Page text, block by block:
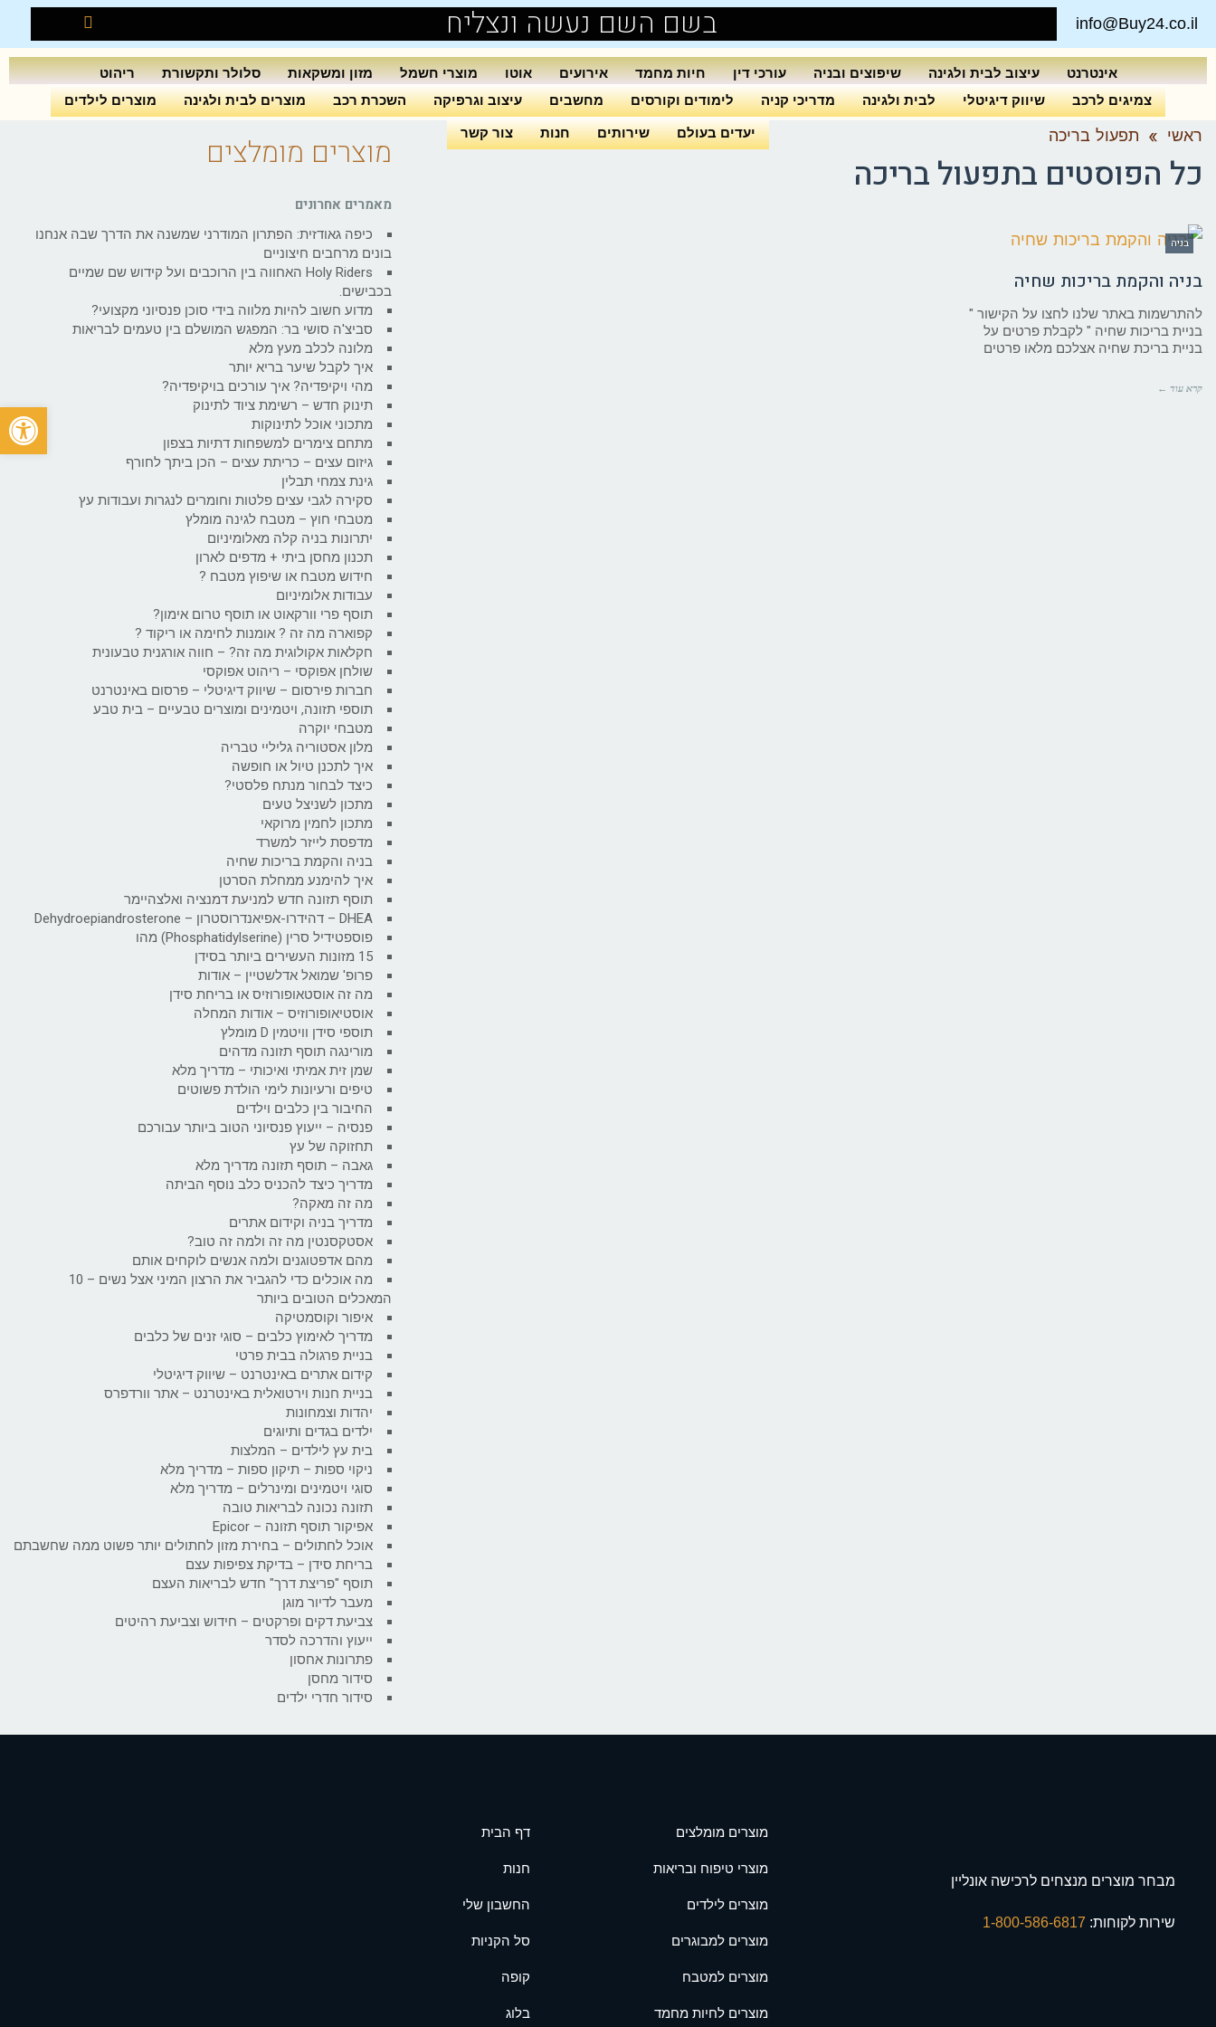
info@Buy24.co.il בשם השם נעשה ונצליח
אינטרנט עיצוב לבית ולגינה שיפוצים ובניה עורכי דין חיות מחמד אירועים אוטו מוצרי חשמל מזון ומשקאות סלולר ותקשורת
ריהוט
צמיגים לרכב
שיווק דיגיטלי לבית ולגינה מדריכי קניה לימודים וקורסים מחשבים עיצוב וגרפיקה השכרת רכב מוצרים לבית ולגינה מוצרים לילדים
יעדים בעולם שירותים חנות צור קשר ראשי » תפעול בריכה
כל הפוסטים בתפעול בריכה
בניה
בניה והקמת בריכות שחיה
להתרשמות באתר שלנו לחצו על הקישור "
בניית בריכות שחיה " לקבלת פרטים על
בניית בריכת שחיה אצלכם מלאו פרטים
קרא עוד ←
מוצרים מומלצים
מאמרים אחרונים
כיפה גאודזית: הפתרון המודרני שמשנה את הדרך שבה אנחנו
בונים מרחבים חיצוניים
Holy Riders האחווה בין הרוכבים ועל קידוש שם שמיים
בכבישים.
מדוע חשוב להיות מלווה בידי סוכן פנסיוני מקצועי?
סביצ'ה סושי בר: המפגש המושלם בין טעמים לבריאות
מלונה לכלב מעץ מלא
איך לקבל שיער בריא יותר
מהי ויקיפדיה? איך עורכים בויקיפדיה?
תינוק חדש – רשימת ציוד לתינוק
מתכוני אוכל לתינוקות
מתחם צימרים למשפחות דתיות בצפון
גיזום עצים – כריתת עצים – הכן ביתך לחורף
גינת צמחי תבלין
סקירה לגבי עצים פלטות וחומרים לנגרות ועבודות עץ
מטבחי חוץ – מטבח לגינה מומלץ
יתרונות בניה קלה מאלומיניום
תכנון מחסן ביתי + מדפים לארון
חידוש מטבח או שיפוץ מטבח ?
עבודות אלומיניום
תוסף פרי וורקאוט או תוסף טרום אימון?
קפוארה מה זה ? אומנות לחימה או ריקוד ?
חקלאות אקולוגית מה זה? – חווה אורגנית טבעונית
שולחן אפוקסי – ריהוט אפוקסי
חברות פירסום – שיווק דיגיטלי – פרסום באינטרנט
תוספי תזונה, ויטמינים ומוצרים טבעיים – בית טבע
מטבחי יוקרה
מלון אסטוריה גליליי טבריה
איך לתכנן טיול או חופשה
כיצד לבחור מנתח פלסטי?
מתכון לשניצל טעים
מתכון לחמין מרוקאי
מדפסת לייזר למשרד
בניה והקמת בריכות שחיה
איך להימנע ממחלת הסרטן
תוסף תזונה חדש למניעת דמנציה ואלצהיימר
DHEA – דהידרו-אפיאנדרוסטרון – Dehydroepiandrosterone
פוספטידיל סרין (Phosphatidylserine) מהו
15 מזונות העשירים ביותר בסידן
פרופ' שמואל אדלשטיין – אודות
מה זה אוסטאופורוזיס או בריחת סידן
אוסטיאופורוזיס – אודות המחלה
תוספי סידן וויטמין D מומלץ
מורינגה תוסף תזונה מדהים
שמן זית אמיתי ואיכותי – מדריך מלא
טיפים ורעיונות לימי הולדת פשוטים
החיבור בין כלבים וילדים
פנסיה – ייעוץ פנסיוני הטוב ביותר עבורכם
תחזוקה של עץ
גאבה – תוסף תזונה מדריך מלא
מדריך כיצד להכניס כלב נוסף הביתה
מה זה מאקה?
מדריך בניה וקידום אתרים
אסטקסנטין מה זה ולמה זה טוב?
מהם אדפטוגנים ולמה אנשים לוקחים אותם
מה אוכלים כדי להגביר את הרצון המיני אצל נשים – 10
המאכלים הטובים ביותר
איפור וקוסמטיקה
מדריך לאימוץ כלבים – סוגי זנים של כלבים
בניית פרגולה בבית פרטי
קידום אתרים באינטרנט – שיווק דיגיטלי
בניית חנות וירטואלית באינטרנט – אתר וורדפרס
יהדות וצמחונות
ילדים בגדים ותיוגים
בית עץ לילדים – המלצות
ניקוי ספות – תיקון ספות – מדריך מלא
סוגי ויטמינים ומינרלים – מדריך מלא
תזונה נכונה לבריאות טובה
אפיקור תוסף תזונה – Epicor
אוכל לחתולים – בחירת מזון לחתולים יותר פשוט ממה שחשבתם
בריחת סידן – בדיקת צפיפות עצם
תוסף "פריצת דרך" חדש לבריאות העצם
מעבר לדיור מוגן
צביעת דקים ופרקטים – חידוש וצביעת רהיטים
ייעוץ והדרכה לסדר
פתרונות אחסון
סידור מחסן
סידור חדרי ילדים
מבחר מוצרים מנצחים לרכישה אונליין
שירות לקוחות:
מוצרים מומלצים
מוצרי טיפוח ובריאות
מוצרים לילדים
מוצרים למבוגרים
מוצרים למטבח
מוצרים לחיות מחמד
דף הבית
חנות
החשבון שלי
סל הקניות
קופה
בלוג